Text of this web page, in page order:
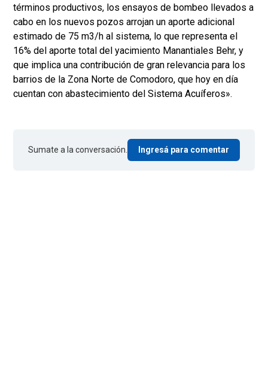
términos productivos, los ensayos de bombeo llevados a
cabo en los nuevos pozos arrojan un aporte adicional
estimado de 75 m3/h al sistema, lo que representa el
16% del aporte total del yacimiento Manantiales Behr, y
que implica una contribución de gran relevancia para los
barrios de la Zona Norte de Comodoro, que hoy en día
cuentan con abastecimiento del Sistema Acuíferos».
Sumate a la conversación. Ingresá para comentar